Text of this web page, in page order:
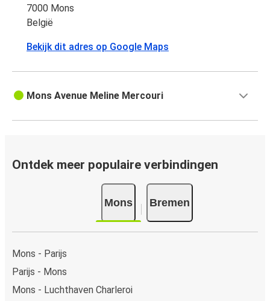
7000 Mons
België
Bekijk dit adres op Google Maps
Mons Avenue Meline Mercouri
Ontdek meer populaire verbindingen
Mons Bremen
Mons - Parijs
Parijs - Mons
Mons - Luchthaven Charleroi